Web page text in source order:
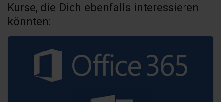
Kurse, die Dich ebenfalls interessieren
könnten: